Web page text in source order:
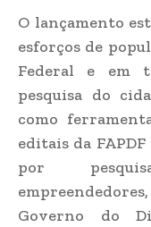
O lançamento
esforços de
Federal e em
pesquisa do
como
editais da
por
Governo do